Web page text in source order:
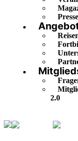
Presse
2.0